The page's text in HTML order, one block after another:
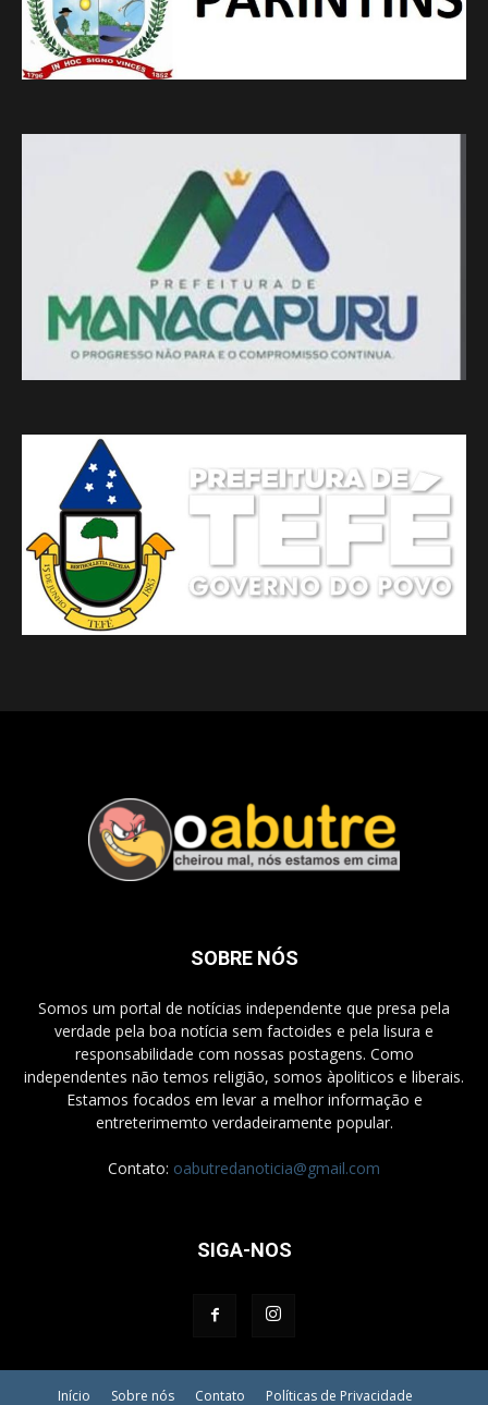
SOBRE NÓS
Somos um portal de notícias independente que presa pela
verdade pela boa notícia sem factoides e pela lisura e
responsabilidade com nossas postagens. Como
independentes não temos religião, somos àpoliticos e liberais.
Estamos focados em levar a melhor informação e
entreterimemto verdadeiramente popular.
Contato: oabutredanoticia@gmail.com
SIGA-NOS
Início Sobre nós Contato Políticas de Privacidade